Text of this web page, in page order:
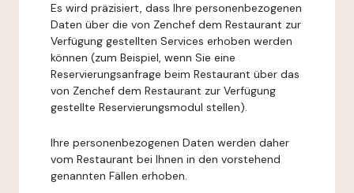
Es wird präzisiert, dass Ihre personenbezogenen
Daten über die von Zenchef dem Restaurant zur
Verfügung gestellten Services erhoben werden
können (zum Beispiel, wenn Sie eine
Reservierungsanfrage beim Restaurant über das
von Zenchef dem Restaurant zur Verfügung
gestellte Reservierungsmodul stellen).
Ihre personenbezogenen Daten werden daher
vom Restaurant bei Ihnen in den vorstehend
genannten Fällen erhoben.